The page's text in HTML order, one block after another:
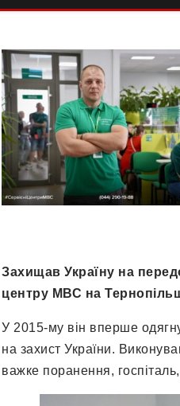
Захищав Україну на
центру МВС на
У 2015-му він вперше
на захист України.
важке поранення,